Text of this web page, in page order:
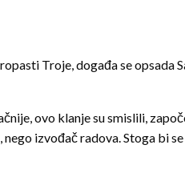
Troje, događa se opsada
ovo klanje su smislili,
izvođač radova. Stoga bi